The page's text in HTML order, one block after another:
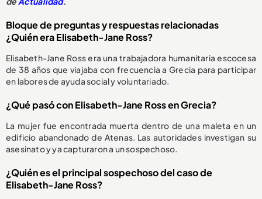
Bloque de preguntas y respuestas relacionadas
¿Quién era Elisabeth-Jane Ross?
Elisabeth-Jane Ross era una trabajadora humanitaria escocesa
de 38 años que viajaba con frecuencia a Grecia para participar
en labores de ayuda social y voluntariado.
¿Qué pasó con Elisabeth-Jane Ross en Grecia?
La mujer fue encontrada muerta dentro de una maleta en un
edificio abandonado de Atenas. Las autoridades investigan su
asesinato y ya capturaron a un sospechoso.
¿Quién es el principal sospechoso del caso de
Elisabeth-Jane Ross?